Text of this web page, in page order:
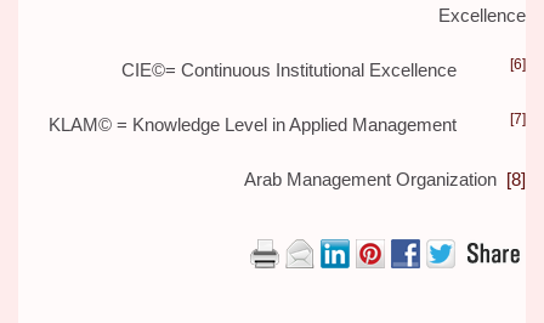
Excellence
[6]
[7]
[8]